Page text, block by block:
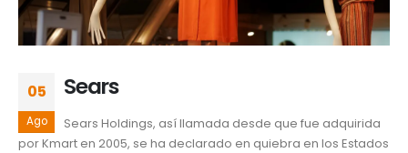
05
Ago
Sears
Sears Holdings, así llamada desde que fue adquirida
por Kmart en 2005, se ha declarado en quiebra en los Estados